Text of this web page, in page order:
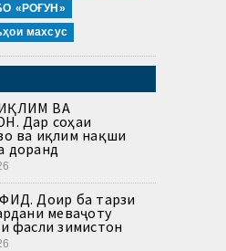
«РОҒУН»
махсус
ВА
Дар соҳаи
ва иқлим нақши
доранд
Доир ба тарзи
меваҷоту
фасли зимистон